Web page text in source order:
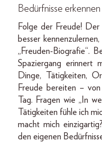
Bedürfnisse erkennen
Folge der Freude! Der
besser
„Freuden-Biografie“.
Spaziergang erinnert
Dinge, Tätigkeiten,
Freude bereiten –
Tag. Fragen wie „In
Tätigkeiten fühle ich
macht mich
den eigenen